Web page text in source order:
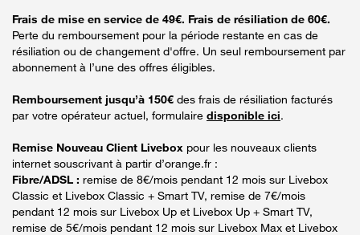
Frais de mise en service de 49€. Frais de résiliation de 60€.
Perte du remboursement pour la période restante en cas de
résiliation ou de changement d'offre. Un seul remboursement par
abonnement à l’une des offres éligibles.
Remboursement jusqu’à 150€ des frais de résiliation facturés
par votre opérateur actuel, formulaire disponible ici.
Remise Nouveau Client Livebox pour les nouveaux clients
internet souscrivant à partir d’orange.fr :
Fibre/ADSL : remise de 8€/mois pendant 12 mois sur Livebox
Classic et Livebox Classic + Smart TV, remise de 7€/mois
pendant 12 mois sur Livebox Up et Livebox Up + Smart TV,
remise de 5€/mois pendant 12 mois sur Livebox Max et Livebox